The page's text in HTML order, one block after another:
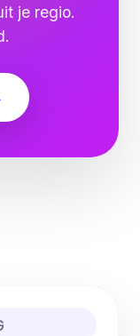
je regio.